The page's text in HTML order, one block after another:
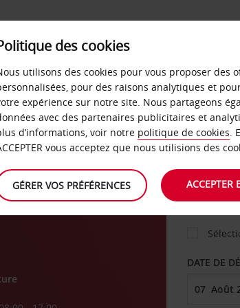
LIBRE-SERVICE
AGENCE
DATE DE
des cookies
utilisons des cookies pour vous proposer des
pour des raisons analytiques et
expérience sur notre site. Nous partageons
avec des partenaires publicitaires et
d’informations, voir notre politique de cookies.
vous acceptez que nous utilisions des
GÉRER VOS PRÉFÉRENCES ACCEPTER